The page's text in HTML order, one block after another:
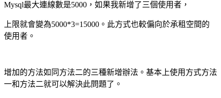
Mysql最大連線數是5000 ，如果我新增了三個使用者，
上限就會變為5000*3=15000 。此方式也較偏向於承租空間的
使用者。
增加的方法如同方法二的三種新增辦法。基本上使用方式方法
一和方法二就可以解決此問題了。